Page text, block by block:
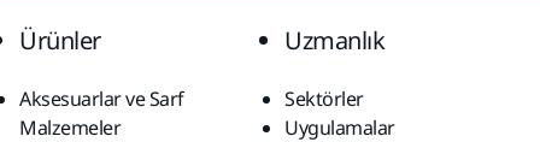
Ürünler
Aksesuarlar ve Sarf
Malzemeler
Uzmanlık
Sektörler
Uygulamalar